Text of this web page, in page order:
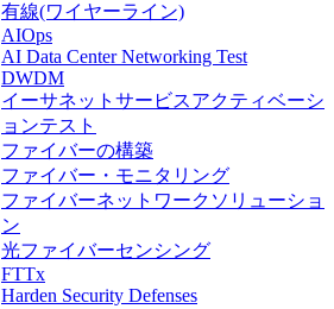
有線(ワイヤーライン)
AIOps
AI Data Center Networking Test
DWDM
イーサネットサービスアクティベーシ
ョンテスト
ファイバーの構築
ファイバー・モニタリング
ファイバーネットワークソリューショ
ン
光ファイバーセンシング
FTTx
Harden Security Defenses